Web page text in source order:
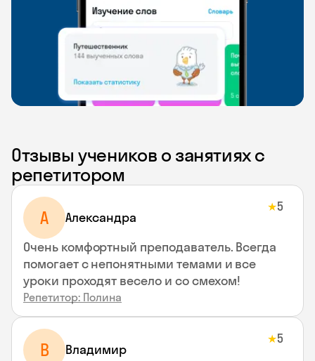
Отзывы учеников о занятиях с
репетитором
A Aлександра
★5
Очень комфортный преподаватель. Всегда
помогает с непонятными темами и все
уроки проходят весело и со смехом!
Репетитор: Полина
В Владимир
★5